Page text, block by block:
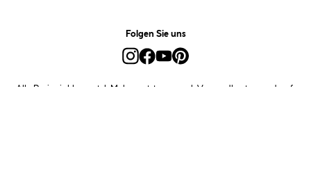
Folgen Sie uns
Alle Preise inkl. gesetzl. Mehrwertsteuer zzgl. Versandkosten
und ggf.